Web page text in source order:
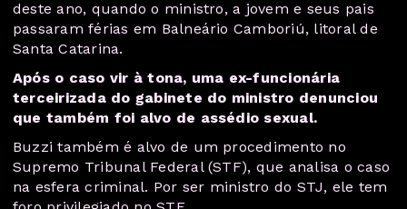
deste ano, quando o ministro, a jovem e seus pais
passaram férias em Balneário Camboriú, litoral de
Santa Catarina.
Após o caso vir à tona, uma ex-funcionária
terceirizada do gabinete do ministro denunciou
que também foi alvo de assédio sexual.
Buzzi também é alvo de um procedimento no
Supremo Tribunal Federal (STF), que analisa o caso
na esfera criminal. Por ser ministro do STJ, ele tem